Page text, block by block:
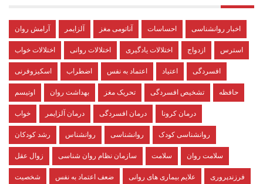
آرامش روان آلزایمر آناتومی مغز احساسات اخبار روانشناسی
اختلالات خواب اختلالات روانی اختلالات یادگیری ازدواج استرس
اسکیزوفرنی اضطراب اعتماد به نفس اعتیاد افسردگی
اوتیسم بهداشت روان تحریک مغز تشخیص افسردگی حافظه
خواب درمان آلزایمر درمان افسردگی درمان کرونا
رشد کودکان روانشناس روانشناسی روانشناسی کودک
زوال عقل سازمان نظام روان شناسی سلامت سلامت روان
شخصیت ضعف اعتماد به نفس علایم بیماری های روانی فرزندپروری